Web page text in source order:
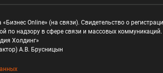
«Бизнес Online» (на связи). Свидетельство о
по надзору в сфере связи и массовых коммуникаций.
Холдинг»
А.В. Брусницын